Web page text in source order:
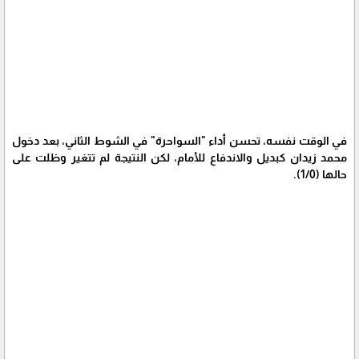
في الوقت نفسه، تحسن أداء "السواحرة" في الشوط الثاني، بعد دخول
محمد زيدان كبديل والاندفاع للأمام، لكن النتيجة لم تتغير وظلت على
حالها (1/0).